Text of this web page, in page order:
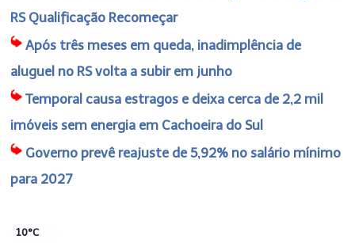
RS Qualificação Recomeçar
Após três meses em queda, inadimplência de
aluguel no RS volta a subir em junho
Temporal causa estragos e deixa cerca de 2,2 mil
imóveis sem energia em Cachoeira do Sul
Governo prevê reajuste de 5,92% no salário mínimo
para 2027
10°C